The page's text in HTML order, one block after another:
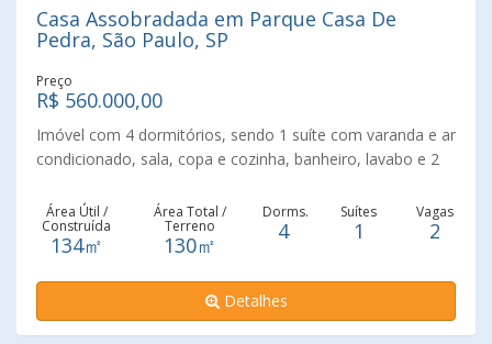
Casa Assobradada em Parque Casa De
Pedra, São Paulo, SP
Preço
R$ 560.000,00
Imóvel com 4 dormitórios, sendo 1 suíte com varanda e ar
condicionado, sala, copa e cozinha, banheiro, lavabo e 2
árvores frutíferas e quarto de despejo. Todo reformado
com piso laminado nos dormitórios. Localização
excelente: à 10 minutos do metrô Tucuruvi, à 5 minutos
do Atacadista Trimais. Fácil acesso à Rodovia Fernão Dias.
Aceita Financiamento Bancário.
Área Útil /
Construída
134㎡
Área Total /
Terreno
130㎡
Dorms.
4
Suítes
1
Vagas
2
Detalhes